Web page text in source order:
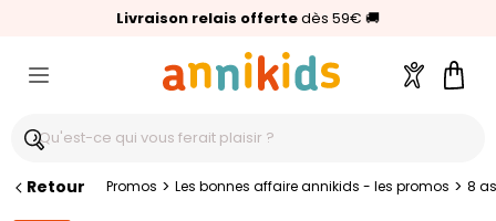
Livraison relais offertedès 59€ 🚚
🥇Palmarès Capital 2025 :Annikids N°1
⭐⭐⭐⭐⭐4,6/5(24 000 avis clients)
Compte
Retour Promos > Les bonnes affaire annikids - les promos > 8